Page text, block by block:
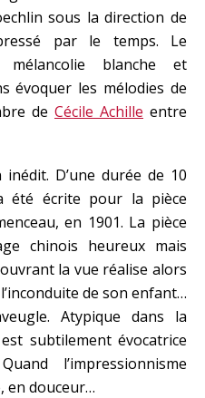
sous la direction de
par le temps. Le
mélancolie blanche et
évoquer les mélodies de
de Cécile Achille entre
D’une durée de 10
été écrite pour la pièce
en 1901. La pièce
chinois heureux mais
la vue réalise alors
de son enfant…
Atypique dans la
subtilement évocatrice
l’impressionnisme
en douceur…